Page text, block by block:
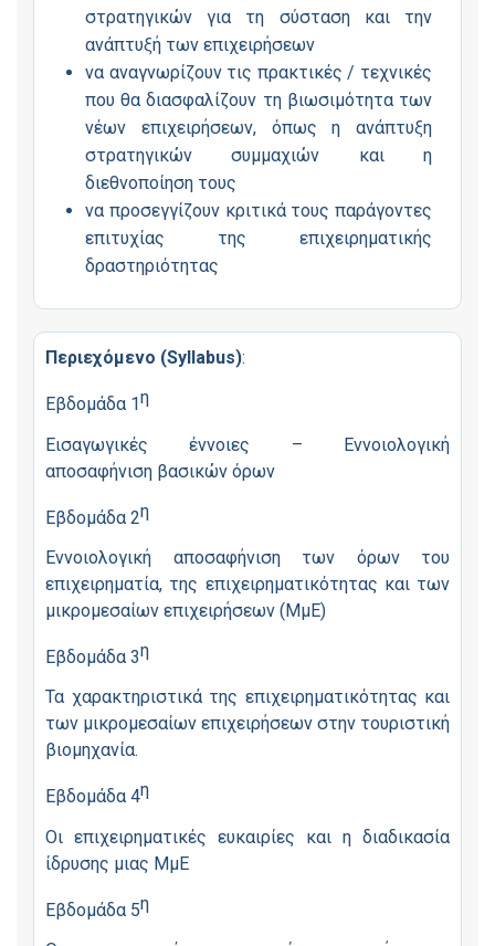
στρατηγικών για τη σύσταση και την
ανάπτυξή των επιχειρήσεων
να αναγνωρίζουν τις πρακτικές / τεχνικές
που θα διασφαλίζουν τη βιωσιμότητα των
νέων επιχειρήσεων, όπως η ανάπτυξη
στρατηγικών συμμαχιών και η
διεθνοποίηση τους
να προσεγγίζουν κριτικά τους παράγοντες
επιτυχίας της επιχειρηματικής
δραστηριότητας
Περιεχόμενο (Syllabus):
Εβδομάδα 1η
Εισαγωγικές έννοιες – Εννοιολογική
αποσαφήνιση βασικών όρων
Εβδομάδα 2η
Εννοιολογική αποσαφήνιση των όρων του
επιχειρηματία, της επιχειρηματικότητας και των
μικρομεσαίων επιχειρήσεων (ΜμΕ)
Εβδομάδα 3η
Τα χαρακτηριστικά της επιχειρηματικότητας και
των μικρομεσαίων επιχειρήσεων στην τουριστική
βιομηχανία.
Εβδομάδα 4η
Οι επιχειρηματικές ευκαιρίες και η διαδικασία
ίδρυσης μιας ΜμΕ
Εβδομάδα 5η